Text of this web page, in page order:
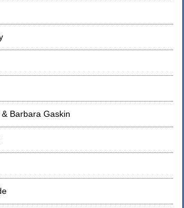
Barbara Gaskin